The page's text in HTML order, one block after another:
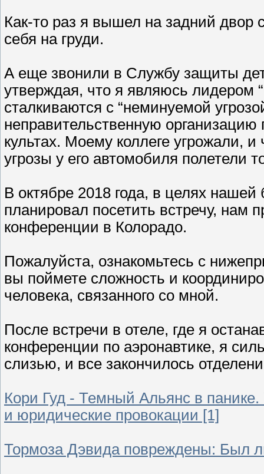
Как-то раз я вышел на задний двор
себя на груди.
А еще звонили в Службу защиты
утверждая, что я являюсь лидером
сталкиваются с “неминуемой
неправительственную
культах. Моему коллеге угрожали,
угрозы у его автомобиля полетели
В октябре 2018 года, в целях нашей
планировал посетить встречу, нам
конференции в Колорадо.
Пожалуйста, ознакомьтесь с
вы поймете сложность и
человека, связанного со мной.
После встречи в отеле, где я
конференции по аэронавтике, я
слизью, и все закончилось
Кори Гуд - Темный Альянс в
и юридические провокации [1]
Тормоза Дэвида повреждены: Был